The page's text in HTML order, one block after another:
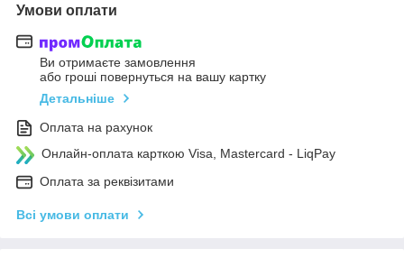
Умови оплати
Ви отримаєте замовлення
або гроші повернуться на вашу картку
Детальніше
Оплата на рахунок
Онлайн-оплата карткою Visa, Mastercard - LiqPay
Оплата за реквізитами
Всі умови оплати